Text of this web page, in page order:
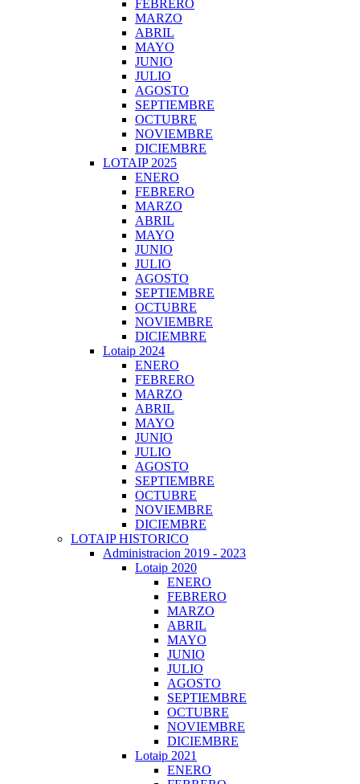
FEBRERO
MARZO
ABRIL
MAYO
JUNIO
JULIO
AGOSTO
SEPTIEMBRE
OCTUBRE
NOVIEMBRE
DICIEMBRE
LOTAIP 2025
ENERO
FEBRERO
MARZO
ABRIL
MAYO
JUNIO
JULIO
AGOSTO
SEPTIEMBRE
OCTUBRE
NOVIEMBRE
DICIEMBRE
Lotaip 2024
ENERO
FEBRERO
MARZO
ABRIL
MAYO
JUNIO
JULIO
AGOSTO
SEPTIEMBRE
OCTUBRE
NOVIEMBRE
DICIEMBRE
LOTAIP HISTORICO
Administracion 2019 - 2023
Lotaip 2020
ENERO
FEBRERO
MARZO
ABRIL
MAYO
JUNIO
JULIO
AGOSTO
SEPTIEMBRE
OCTUBRE
NOVIEMBRE
DICIEMBRE
Lotaip 2021
ENERO